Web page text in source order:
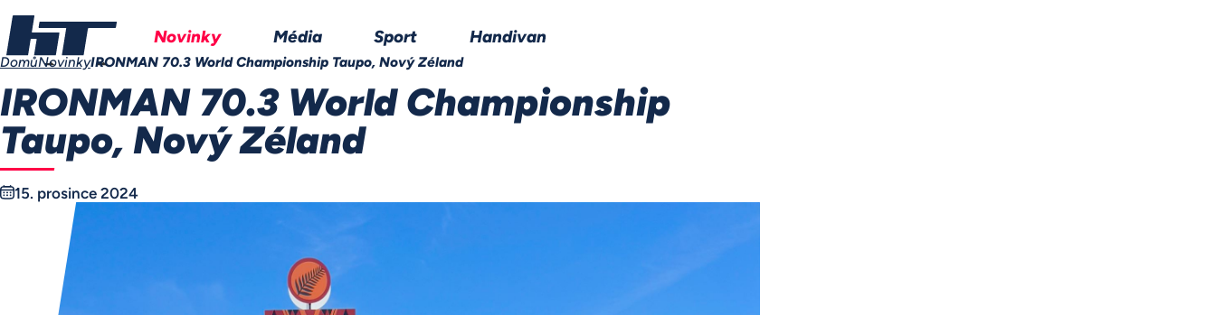
Novinky Média Sport Handivan
DomůNovinkyIRONMAN 70.3 World Championship Taupo, Nový Zéland
IRONMAN 70.3 World Championship
Taupo, Nový Zéland
15. prosince 2024